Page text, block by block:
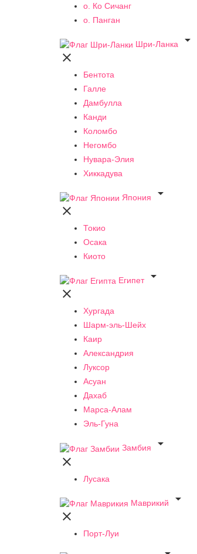
о. Ко Сичанг
о. Панган
Шри-Ланка


Бентота
Галле
Дамбулла
Канди
Коломбо
Негомбо
Нувара-Элия
Хиккадува
Япония


Токио
Осака
Киото
Египет


Хургада
Шарм-эль-Шейх
Каир
Александрия
Луксор
Асуан
Дахаб
Марса-Алам
Эль-Гуна
Замбия


Лусака
Маврикий


Порт-Луи